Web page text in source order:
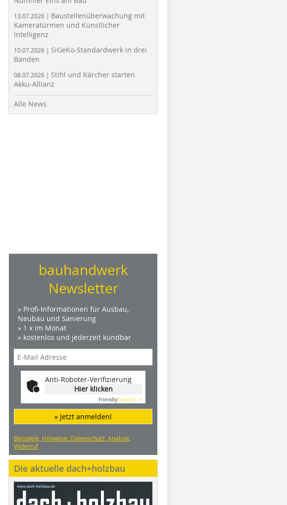
13.07.2026 | Baustellenüberwachung mit
Kameratürmen und Künstlicher
Intelligenz
10.07.2026 | SiGeKo-Standardwerk in drei
Bänden
08.07.2026 | Stihl und Kärcher starten
Akku-Allianz
Alle News
bauhandwerk
Newsletter
» Profi-Informationen für Ausbau,
Neubau und Sanierung
» 1 x im Monat
» kostenlos und jederzeit kündbar
Anti-Roboter-Verifizierung
Hier klicken
FriendlyCaptcha ⇗
» Jetzt anmelden!
Beispiele, Hinweise: Datenschutz, Analyse,
Widerruf
Die aktuelle dach+holzbau